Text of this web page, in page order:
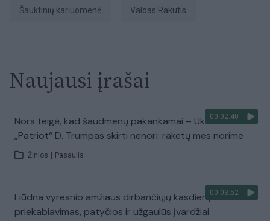
šauktinių kariuomenė Valdas Rakutis
Naujausi įrašai
00:02:40
Nors teigė, kad šaudmenų pakankamai – Ukrainai
„Patriot“ D. Trumpas skirti nenori: raketų mes norime
Žinios Pasaulis
00:03:52
Liūdna vyresnio amžiaus dirbančiųjų kasdienybė –
priekabiavimas, patyčios ir užgaulūs įvardžiai